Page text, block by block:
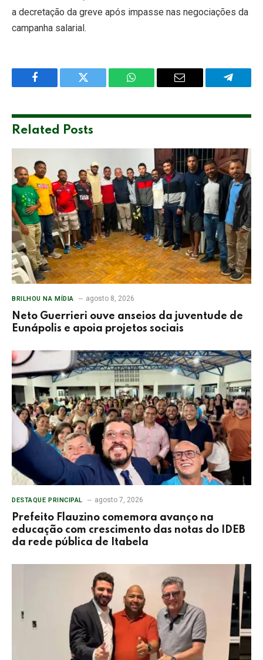
a decretação da greve após impasse nas negociações da
campanha salarial.
Facebook Twitter WhatsApp Email
Related Posts
BRILHOU NA MÍDIA agosto 8, 2026
Neto Guerrieri ouve anseios da juventude de
Eunápolis e apoia projetos sociais
DESTAQUE PRINCIPAL agosto 7, 2026
Prefeito Flauzino comemora avanço na
educação com crescimento das notas do IDEB
da rede pública de Itabela